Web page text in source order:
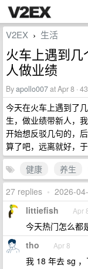
V2EX › 生活
火车上遇到
人做业绩
Byapollo007at Apr 8 ·
今天在火车上遇到了
生，做业绩带新人，
开始想反驳几句的，
算了吧，远离就好，
健康
养生
27 replies • 2026-
littiefish Apr
今天热门怎么都
tho Apr 8
我 18 年去 sg